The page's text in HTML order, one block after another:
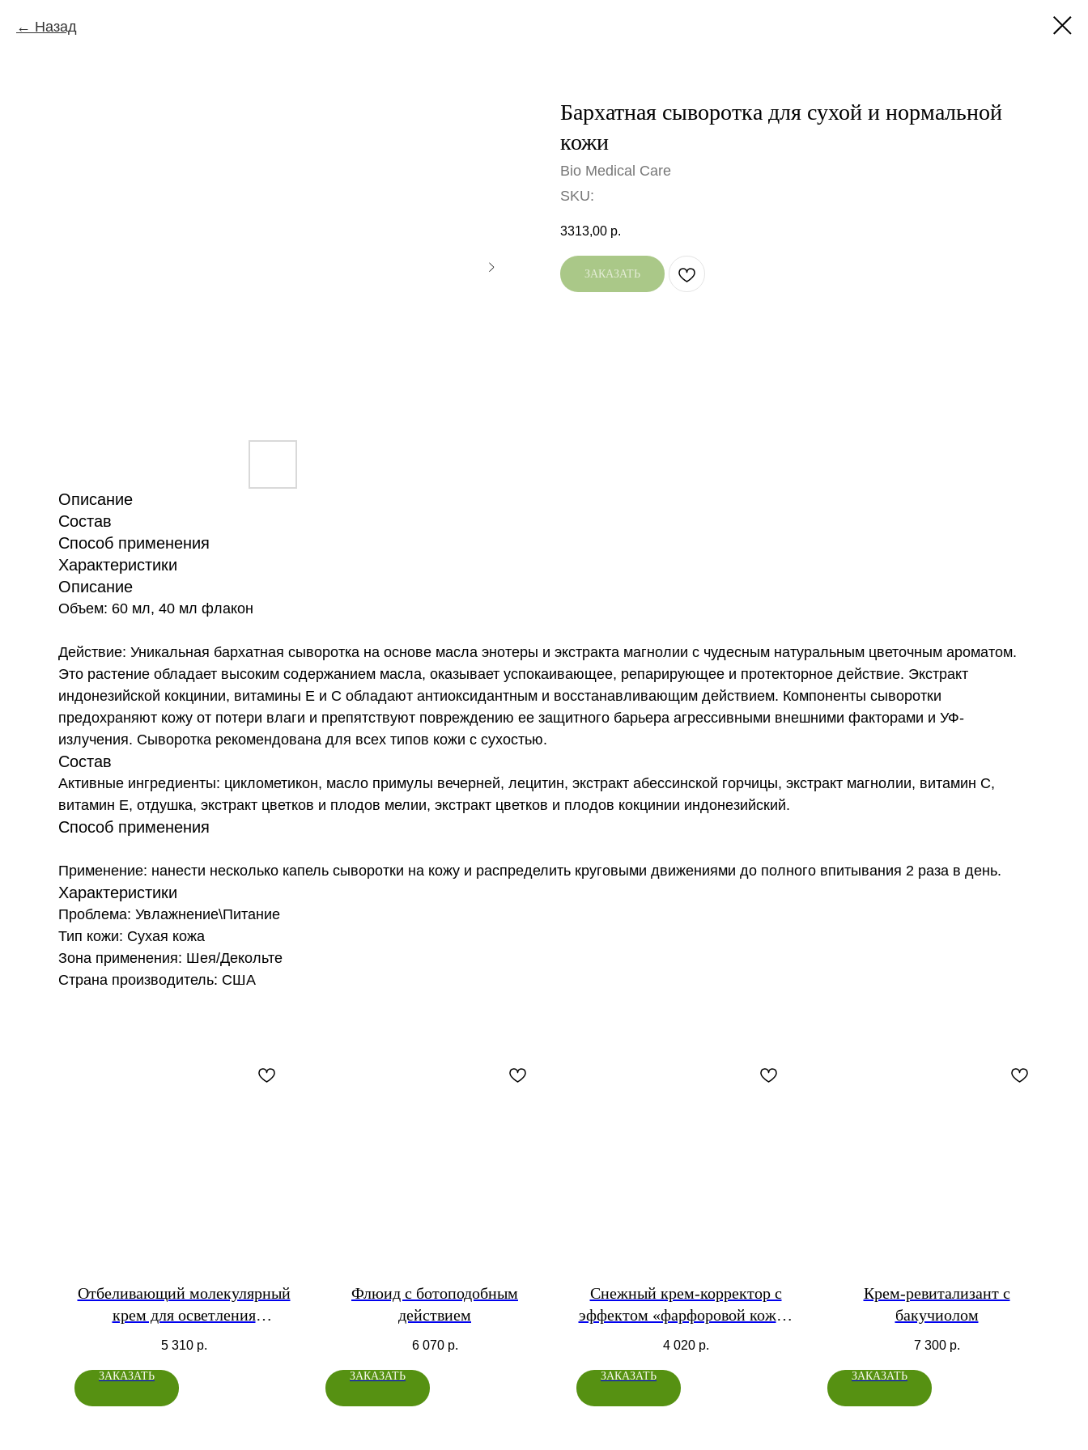
Назад
Бархатная сыворотка для сухой и нормальной
кожи
Bio Medical Care
SKU:
3313,00 р.
ЗАКАЗАТЬ
Описание
Состав
Способ применения
Характеристики
Описание
Объем: 60 мл, 40 мл флакон
Действие: Уникальная бархатная сыворотка на основе масла энотеры и экстракта магнолии с чудесным натуральным цветочным ароматом.
Это растение обладает высоким содержанием масла, оказывает успокаивающее, репарирующее и протекторное действие. Экстракт
индонезийской кокцинии, витамины Е и С обладают антиоксидантным и восстанавливающим действием. Компоненты сыворотки
предохраняют кожу от потери влаги и препятствуют повреждению ее защитного барьера агрессивными внешними факторами и УФ-
излучения. Сыворотка рекомендована для всех типов кожи с сухостью.
Состав
Активные ингредиенты: циклометикон, масло примулы вечерней, лецитин, экстракт абессинской горчицы, экстракт магнолии, витамин С,
витамин Е, отдушка, экстракт цветков и плодов мелии, экстракт цветков и плодов кокцинии индонезийский.
Способ применения
Применение: нанести несколько капель сыворотки на кожу и распределить круговыми движениями до полного впитывания 2 раза в день.
Характеристики
Проблема: Увлажнение\Питание
Тип кожи: Сухая кожа
Зона применения: Шея/Декольте
Страна производитель: США
Отбеливающий молекулярный
крем для осветления
пигментации кожи
5 310 р.
ЗАКАЗАТЬ
Флюид с ботоподобным
действием
6 070 р.
ЗАКАЗАТЬ
Снежный крем-корректор с
эффектом «фарфоровой кожи»
СПФ 40+
4 020 р.
ЗАКАЗАТЬ
Крем-ревитализант с
бакучиолом
7 300 р.
ЗАКАЗАТЬ